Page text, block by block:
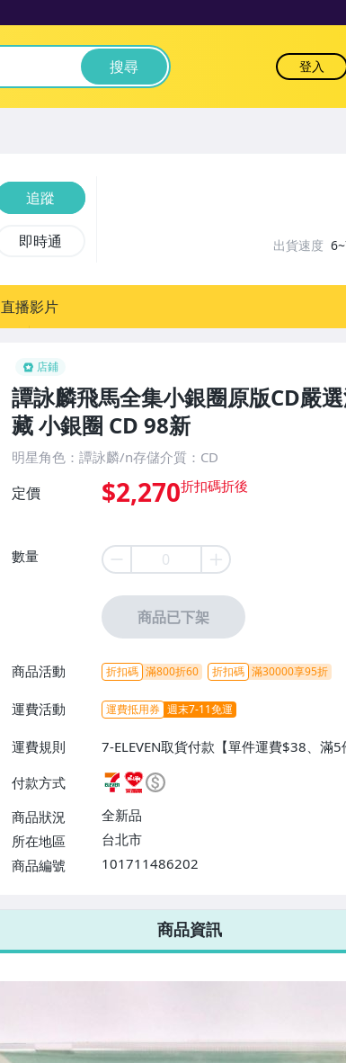
搜尋 登入
店鋪
譚詠麟飛馬全集小銀圈原版CD嚴
藏 小銀圈 CD 98新
明星角色：譚詠麟/n存儲介質：CD
定價 $2,270
數量
商品已下架
商品活動 折扣碼 滿800折60 折扣碼 滿30000享95折
運費活動 運費抵用券 週末7-11免運
運費規則
7-ELEVEN取貨付款【單件運費$38、滿
ELEVEN取貨不付款【免運費】、萊爾富
或消費滿$1298免運費】、宅配/貨運【
$1598免運費】
付款方式
商品狀況
全新品
所在地區
台北市
商品編號
101711486202
7-ELEVEN 運費只要38元
不限金額、筆數，筆筆優惠無限次！
追蹤
即時通 出貨速度
直播影片
商品資訊